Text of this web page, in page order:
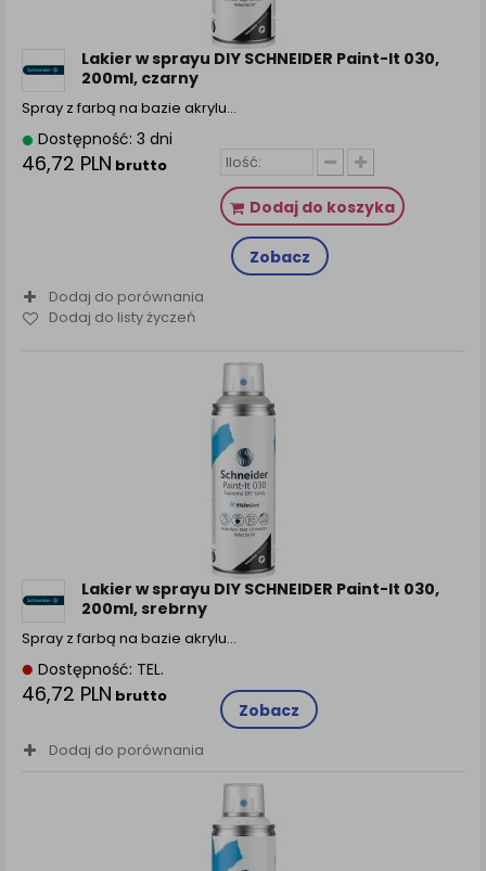
Lakier w sprayu DIY SCHNEIDER Paint-It 030,
200ml, czarny
Spray z farbą na bazie akrylu…
Dostępność: 3 dni
46,72 PLN brutto
Dodaj do koszyka
Zobacz
Dodaj do porównania
Dodaj do listy życzeń
Lakier w sprayu DIY SCHNEIDER Paint-It 030,
200ml, srebrny
Spray z farbą na bazie akrylu…
Dostępność: TEL.
46,72 PLN brutto
Zobacz
Dodaj do porównania
zamówienia na Państwa email lub wyświetlenie
Państwu prawidłowych informacji o promocjach czy
cenach indywidualnych, ważna jest Państwa
wcześniejsza zgoda której udzieliliście podczas
dowolnym momencie wycofać.
Polityka prywatności (rozwiń)
Klauzula Informacyjna (rozwiń)
Lista Zaufanych Partnerów (rozwiń)